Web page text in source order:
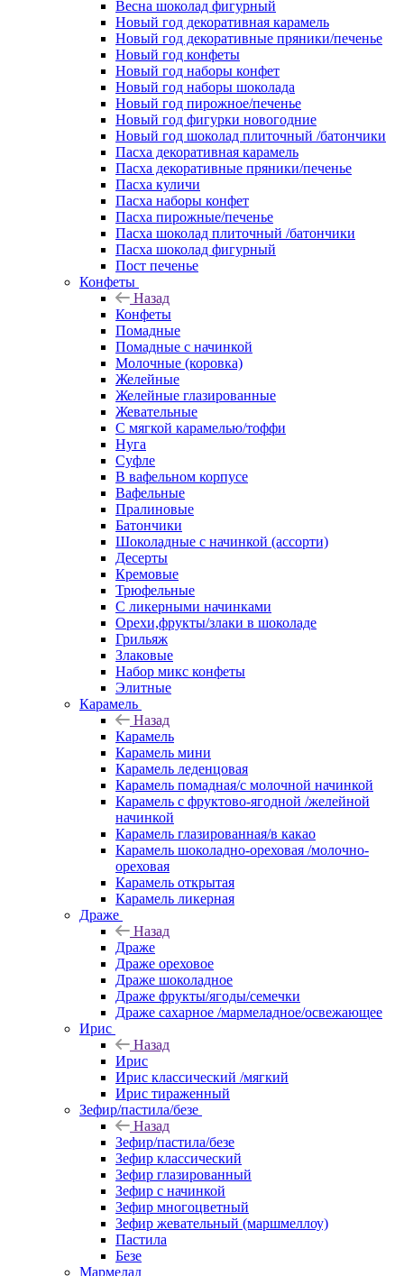
Весна шоколад фигурный
Новый год декоративная карамель
Новый год декоративные пряники/печенье
Новый год конфеты
Новый год наборы конфет
Новый год наборы шоколада
Новый год пирожное/печенье
Новый год фигурки новогодние
Новый год шоколад плиточный /батончики
Пасха декоративная карамель
Пасха декоративные пряники/печенье
Пасха куличи
Пасха наборы конфет
Пасха пирожные/печенье
Пасха шоколад плиточный /батончики
Пасха шоколад фигурный
Пост печенье
Конфеты
Назад
Конфеты
Помадные
Помадные с начинкой
Молочные (коровка)
Желейные
Желейные глазированные
Жевательные
С мягкой карамелью/тоффи
Нуга
Суфле
В вафельном корпусе
Вафельные
Пралиновые
Батончики
Шоколадные с начинкой (ассорти)
Десерты
Кремовые
Трюфельные
С ликерными начинками
Орехи,фрукты/злаки в шоколаде
Грильяж
Злаковые
Набор микс конфеты
Элитные
Карамель
Назад
Карамель
Карамель мини
Карамель леденцовая
Карамель помадная/с молочной начинкой
Карамель с фруктово-ягодной /желейной
начинкой
Карамель глазированная/в какао
Карамель шоколадно-ореховая /молочно-
ореховая
Карамель открытая
Карамель ликерная
Драже
Назад
Драже
Драже ореховое
Драже шоколадное
Драже фрукты/ягоды/семечки
Драже сахарное /мармеладное/освежающее
Ирис
Назад
Ирис
Ирис классический /мягкий
Ирис тираженный
Зефир/пастила/безе
Назад
Зефир/пастила/безе
Зефир классический
Зефир глазированный
Зефир с начинкой
Зефир многоцветный
Зефир жевательный (маршмеллоу)
Пастила
Безе
Мармелад